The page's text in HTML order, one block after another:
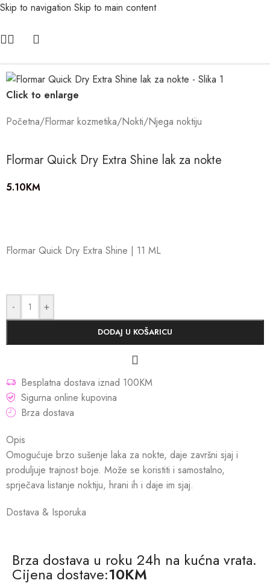
Skip to navigation Skip to main content
Click to enlarge
Početna/Flormar kozmetika/Nokti/Njega noktiju
Flormar Quick Dry Extra Shine lak za nokte
5.10KM
Flormar Quick Dry Extra Shine | 11 ML
- +
DODAJ U KOŠARICU
Besplatna dostava iznad 100KM
Sigurna online kupovina
Brza dostava
Opis
Omogućuje brzo sušenje laka za nokte, daje završni sjaj i
produljuje trajnost boje. Može se koristiti i samostalno,
sprječava listanje noktiju, hrani ih i daje im sjaj.
Dostava & Isporuka
Brza dostava u roku 24h na kućna vrata.
Cijena dostave:10KM